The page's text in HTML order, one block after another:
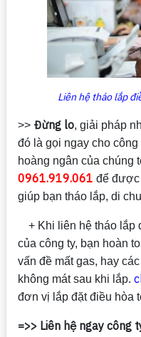
Liên hệ tháo lắp
>> Đừng lo, giải pháp
đó là gọi ngay cho
hoàng ngân của chúng
0961.919.061 để được
giúp bạn tháo lắp, di
+ Khi liên hệ tháo lắp
của công ty, bạn hoàn
vấn đề mất gas, hay
không mát sau khi lắp.
đơn vị lắp đặt điều hòa
=>> Liên hệ ngay công